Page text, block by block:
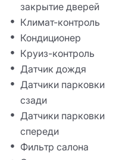
закрытие дверей
Климат-контроль
Кондиционер
Круиз-контроль
Датчик дождя
Датчики парковки
сзади
Датчики парковки
спереди
Фильтр салона